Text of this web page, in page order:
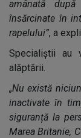
amânată
însărcinate în
rapelului”, a
Specialiștii au
alăptării.
„Nu există
inactivate în
siguranță la
Marea Britanie,